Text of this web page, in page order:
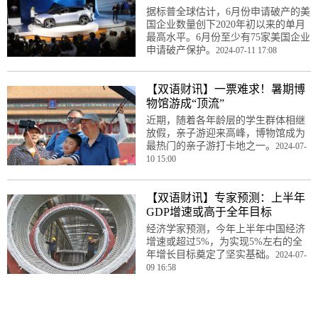
据标普全球估计，6月份申请破产的美
国企业数量创下2020年初以来的单月
最高水平。6月份至少有75家美国企业
申请破产保护。 2024-07-11 17:08
【双语财讯】一票难求！暑期博
物馆游成“顶流”
近期，随着各年龄层的学生群体相继
放假，亲子游迎来高峰，博物馆成为
最热门的亲子游打卡地之一。 2024-07-
10 15:00
【双语财讯】专家预测：上半年
GDP增速或高于全年目标
经济学家预测，今年上半年中国经济
增速或超过5%，为实现5%左右的全
年增长目标奠定了坚实基础。 2024-07-
09 16:58